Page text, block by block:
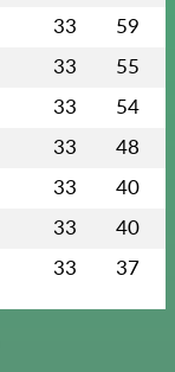
33 59
33 55
33 54
33 48
33 40
33 40
33 37